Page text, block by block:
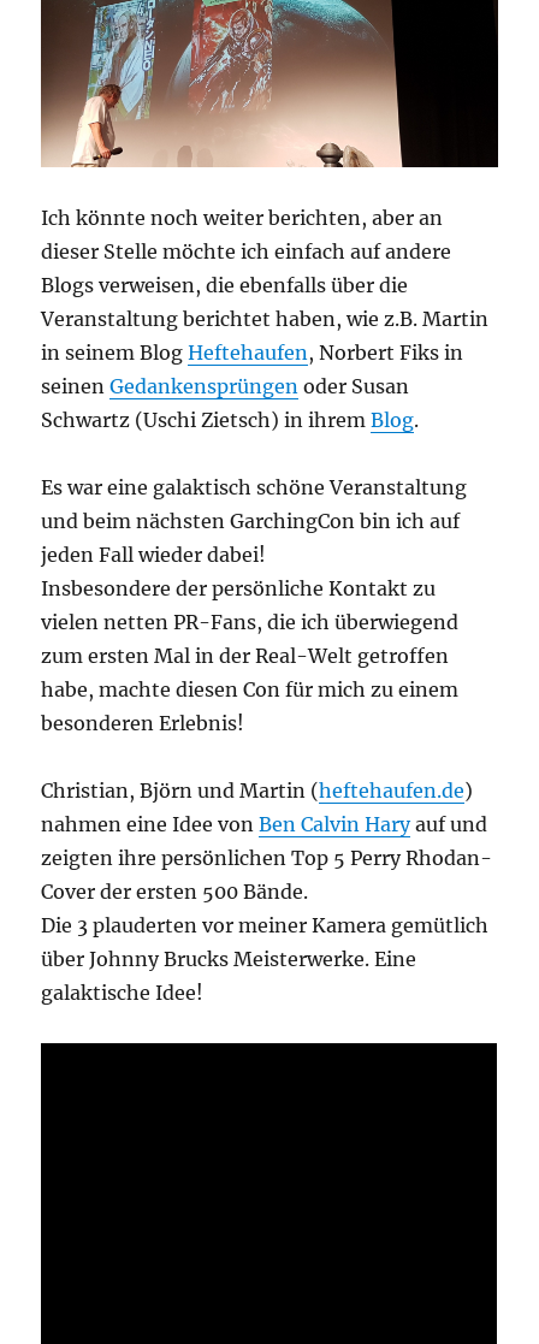
Ich könnte noch weiter berichten, aber an
dieser Stelle möchte ich einfach auf andere
Blogs verweisen, die ebenfalls über die
Veranstaltung berichtet haben, wie z.B. Martin
in seinem BlogHeftehaufen, Norbert Fiks in
seinenGedankensprüngen oder Susan
Schwartz (Uschi Zietsch) in ihremBlog.
Es war eine galaktisch schöne Veranstaltung
und beim nächsten GarchingCon bin ich auf
jeden Fall wieder dabei!
Insbesondere der persönliche Kontakt zu
vielen netten PR-Fans, die ich überwiegend
zum ersten Mal in der Real-Welt getroffen
habe, machte diesen Con für mich zu einem
besonderen Erlebnis!
Christian, Björn und Martin (heftehaufen.de)
nahmen eine Idee vonBen Calvin Haryauf und
zeigten ihre persönlichen Top 5 Perry Rhodan-
Cover der ersten 500 Bände.
Die 3 plauderten vor meiner Kamera gemütlich
über Johnny Brucks Meisterwerke. Eine
galaktische Idee!